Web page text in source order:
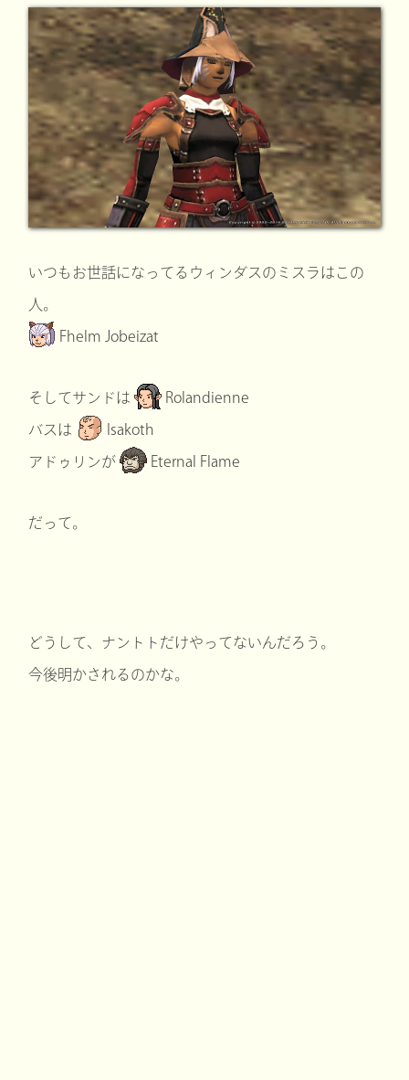
いつもお世話になってるウィンダスのミスラはこの
人。
Fhelm Jobeizat
そしてサンドは Rolandienne
バスは Isakoth
アドゥリンが Eternal Flame
だって。
どうして、ナントトだけやってないんだろう。
今後明かされるのかな。